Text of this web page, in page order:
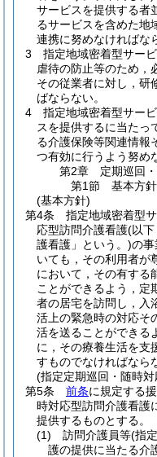
サービスを提供する者
るサービスを含めた地
連携に努めなければな
3
指定地域密着型サー
虐待の防止等のため，
その従業者に対し，研
ばならない。
4
指定地域密着型サー
スを提供するに当たっ
る介護保険等関連情報
つ有効に行うよう努め
第2章
定期巡回
第1節
基本方
(基本方針)
第4条
指定地域密着型
応型訪問介護看護(以下
護看護」という。)の事
いても，その利用者が
において，その有する
ことができるよう，定
者の居宅を訪問し，入
活上の緊急時の対応そ
活を送ることができる
に，その療養生活を支
すものでなければなら
(指定定期巡回・随時
第5条
前条に規定する
時対応型訪問介護看護
提供するものとする。
(1)
訪問介護員等(指
護の提供に当たる介